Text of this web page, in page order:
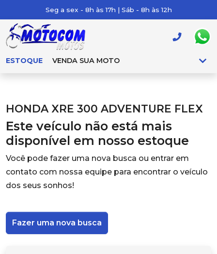
Seg a sex - 8h às 17h | Sáb - 8h às 12h
ESTOQUE VENDA SUA MOTO
HONDA XRE 300 ADVENTURE FLEX
Este veículo não está mais
disponível em nosso estoque
Você pode fazer uma nova busca ou entrar em
contato com nossa equipe para encontrar o veículo
dos seus sonhos!
Fazer uma nova busca